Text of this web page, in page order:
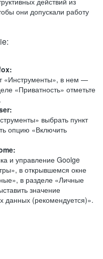
они допускали работу
«Инструменты», в нем —
«Приватность» отметьте
выбрать пункт
опцию «Включить
и управление Goolge
в открывшемся окне
в разделе «Личные
значение
данных (рекомендуется)».